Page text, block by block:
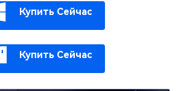
Купить Сейчас
Купить Сейчас